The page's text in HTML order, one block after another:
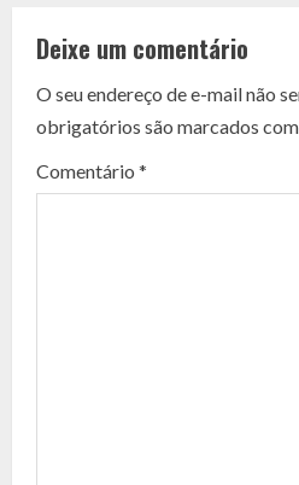
n
t
i
Deixe um comentário
O seu endereço de e-mail não
obrigatórios são marcados com
Comentário *